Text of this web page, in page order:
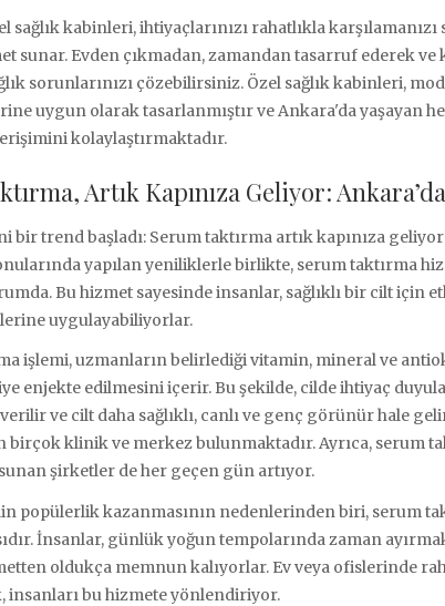
sağlık kabinleri, ihtiyaçlarınızı rahatlıkla
sunar. Evden çıkmadan, zamandan tasarruf ederek
sorunlarınızı çözebilirsiniz. Özel sağlık kabinleri,
uygun olarak tasarlanmıştır ve Ankara'da yaşayan
kolaylaştırmaktadır.
Artık Kapınıza Geliyor:
bir trend başladı: Serum taktırma artık kapınıza
yapılan yeniliklerle birlikte, serum taktırma
Bu hizmet sayesinde insanlar, sağlıklı bir cilt için
uygulayabiliyorlar.
işlemi, uzmanların belirlediği vitamin, mineral ve
enjekte edilmesini içerir. Bu şekilde, cilde ihtiyaç
ve cilt daha sağlıklı, canlı ve genç görünür hale
birçok klinik ve merkez bulunmaktadır. Ayrıca, serum
şirketler de her geçen gün artıyor.
popülerlik kazanmasının nedenlerinden biri, serum
İnsanlar, günlük yoğun tempolarında zaman
oldukça memnun kalıyorlar. Ev veya ofislerinde
insanları bu hizmete yönlendiriyor.